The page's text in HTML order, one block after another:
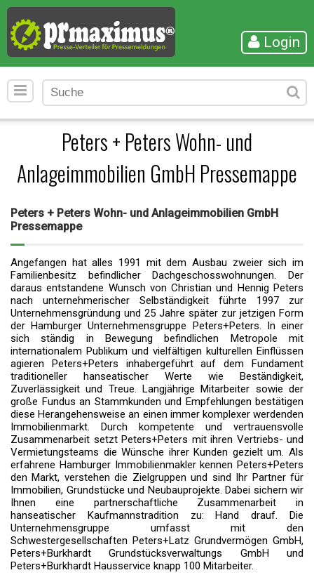
Login
Peters + Peters Wohn- und
Anlageimmobilien GmbH Pressemappe
Peters + Peters Wohn- und Anlageimmobilien GmbH
Pressemappe
Angefangen hat alles 1991 mit dem Ausbau zweier sich im
Familienbesitz befindlicher Dachgeschosswohnungen. Der
daraus entstandene Wunsch von Christian und Hennig Peters
nach unternehmerischer Selbständigkeit führte 1997 zur
Unternehmensgründung und 25 Jahre später zur jetzigen Form
der Hamburger Unternehmensgruppe Peters+Peters. In einer
sich ständig in Bewegung befindlichen Metropole mit
internationalem Publikum und vielfältigen kulturellen Einflüssen
agieren Peters+Peters inhabergeführt auf dem Fundament
traditioneller hanseatischer Werte wie Beständigkeit,
Zuverlässigkeit und Treue. Langjährige Mitarbeiter sowie der
große Fundus an Stammkunden und Empfehlungen bestätigen
diese Herangehensweise an einen immer komplexer werdenden
Immobilienmarkt. Durch kompetente und vertrauensvolle
Zusammenarbeit setzt Peters+Peters mit ihren Vertriebs- und
Vermietungsteams die Wünsche ihrer Kunden gezielt um. Als
erfahrene Hamburger Immobilienmakler kennen Peters+Peters
den Markt, verstehen die Zielgruppen und sind Ihr Partner für
Immobilien, Grundstücke und Neubauprojekte. Dabei sichern wir
Ihnen eine partnerschaftliche Zusammenarbeit in
hanseatischer Kaufmannstradition zu: Hand drauf. Die
Unternehmensgruppe umfasst mit den
Schwestergesellschaften Peters+Latz Grundvermögen GmbH,
Peters+Burkhardt Grundstücksverwaltungs GmbH und
Peters+Burkhardt Hausservice knapp 100 Mitarbeiter.